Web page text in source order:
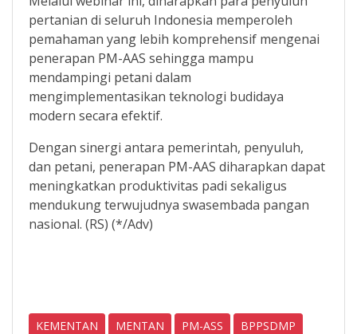
pertanian di seluruh Indonesia memperoleh
pemahaman yang lebih komprehensif mengenai
penerapan PM-AAS sehingga mampu
mendampingi petani dalam
mengimplementasikan teknologi budidaya
modern secara efektif.
Dengan sinergi antara pemerintah, penyuluh,
dan petani, penerapan PM-AAS diharapkan dapat
meningkatkan produktivitas padi sekaligus
mendukung terwujudnya swasembada pangan
nasional. (RS) (*/Adv)
KEMENTAN MENTAN PM-ASS
BPPSDMP